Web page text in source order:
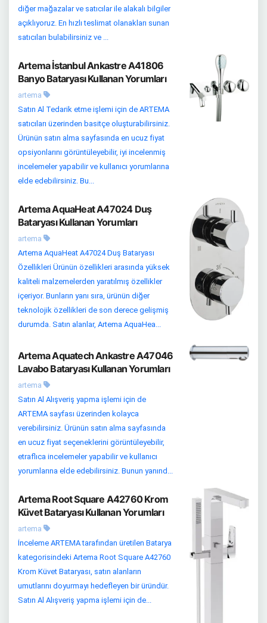
diğer mağazalar ve satıcılar ile alakalı bilgiler
açıklıyoruz. En hızlı teslimat olanakları sunan
satıcıları bulabilirsiniz ve ...
Artema İstanbul Ankastre A41806
Banyo Bataryası Kullanan Yorumları
artema
Satın Al Tedarik etme işlemi için de ARTEMA
satıcıları üzerinden basitçe oluşturabilirsiniz.
Ürünün satın alma sayfasında en ucuz fiyat
opsiyonlarını görüntüleyebilir, iyi incelenmiş
incelemeler yapabilir ve kullanıcı yorumlarına
elde edebilirsiniz. Bu...
Artema AquaHeat A47024 Duş
Bataryası Kullanan Yorumları
artema
Artema AquaHeat A47024 Duş Bataryası
Özellikleri Ürünün özellikleri arasında yüksek
kaliteli malzemelerden yaratılmış özellikler
içeriyor. Bunların yanı sıra, ürünün diğer
teknolojik özellikleri de son derece gelişmiş
durumda. Satın alanlar, Artema AquaHea...
Artema Aquatech Ankastre A47046
Lavabo Bataryası Kullanan Yorumları
artema
Satın Al Alışveriş yapma işlemi için de
ARTEMA sayfası üzerinden kolayca
verebilirsiniz. Ürünün satın alma sayfasında
en ucuz fiyat seçeneklerini görüntüleyebilir,
etraflıca incelemeler yapabilir ve kullanıcı
yorumlarına elde edebilirsiniz. Bunun yanınd...
Artema Root Square A42760 Krom
Küvet Bataryası Kullanan Yorumları
artema
İnceleme ARTEMA tarafından üretilen Batarya
kategorisindeki Artema Root Square A42760
Krom Küvet Bataryası, satın alanların
umutlarını doyurmayı hedefleyen bir üründür.
Satın Al Alışveriş yapma işlemi için de...